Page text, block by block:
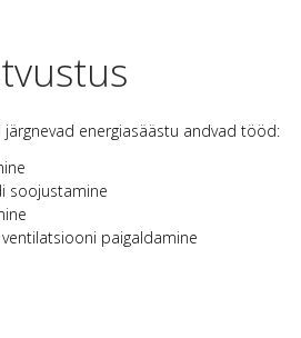
energiasäästu andvad tööd:
soojustamine
paigaldamine